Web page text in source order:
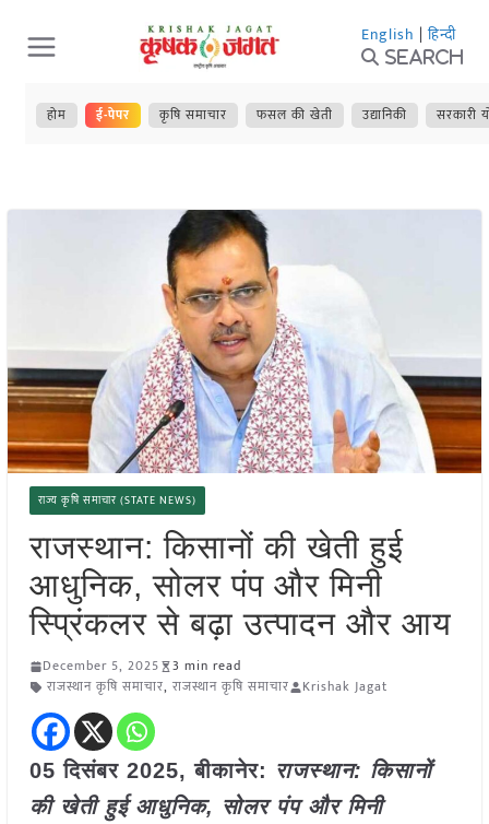
Skip
to
content
English | हिन्दी
Search
होम ई-पेपर कृषि समाचार फसल की खेती उद्यानिकी सरकारी
राज्य कृषि समाचार (STATE NEWS)
राजस्थान: किसानों की खेती हुई
आधुनिक, सोलर पंप और मिनी
स्प्रिंकलर से बढ़ा उत्पादन और आय
December 5, 2025
3 min read
राजस्थान कृषि समाचार, राजस्थान कृषि समाचार Krishak Jagat
05 दिसंबर 2025, बीकानेर: राजस्थान: किसानों
की खेती हुई आधुनिक, सोलर पंप और मिनी